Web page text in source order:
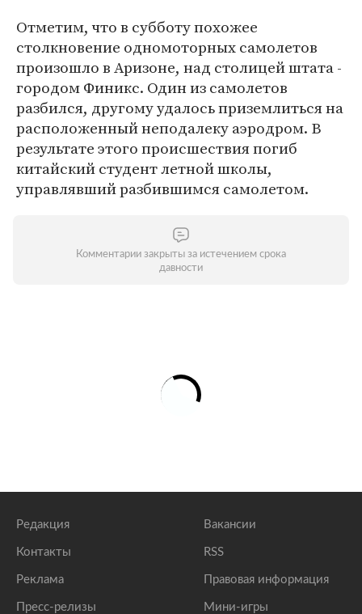
Отметим, что в субботу похожее
столкновение одномоторных самолетов
произошло в Аризоне, над столицей штата -
городом Финикс. Один из самолетов
разбился, другому удалось приземлиться на
расположенный неподалеку аэродром. В
результате этого происшествия погиб
китайский студент летной школы,
управлявший разбившимся самолетом.
Комментарии закрыты за истечением срока
давности
Редакция
Контакты
Реклама
Пресс-релизы
Вакансии
RSS
Правовая информация
Мини-игры